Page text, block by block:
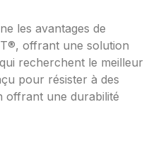
les avantages de
offrant une solution
recherchent le meilleur
pour résister à des
offrant une durabilité